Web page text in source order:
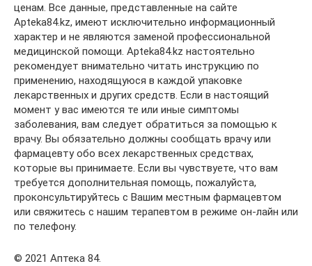
ценам. Все данные, представленные на сайте
Apteka84.kz, имеют исключительно информационный
характер и не являются заменой профессиональной
медицинской помощи. Apteka84.kz настоятельно
рекомендует внимательно читать инструкцию по
применению, находящуюся в каждой упаковке
лекарственных и других средств. Если в настоящий
момент у вас имеются те или иные симптомы
заболевания, вам следует обратиться за помощью к
врачу. Вы обязательно должны сообщать врачу или
фармацевту обо всех лекарственных средствах,
которые вы принимаете. Если вы чувствуете, что вам
требуется дополнительная помощь, пожалуйста,
проконсультируйтесь с Вашим местным фармацевтом
или свяжитесь с нашим терапевтом в режиме он-лайн или
по телефону.
© 2021 Аптека 84.